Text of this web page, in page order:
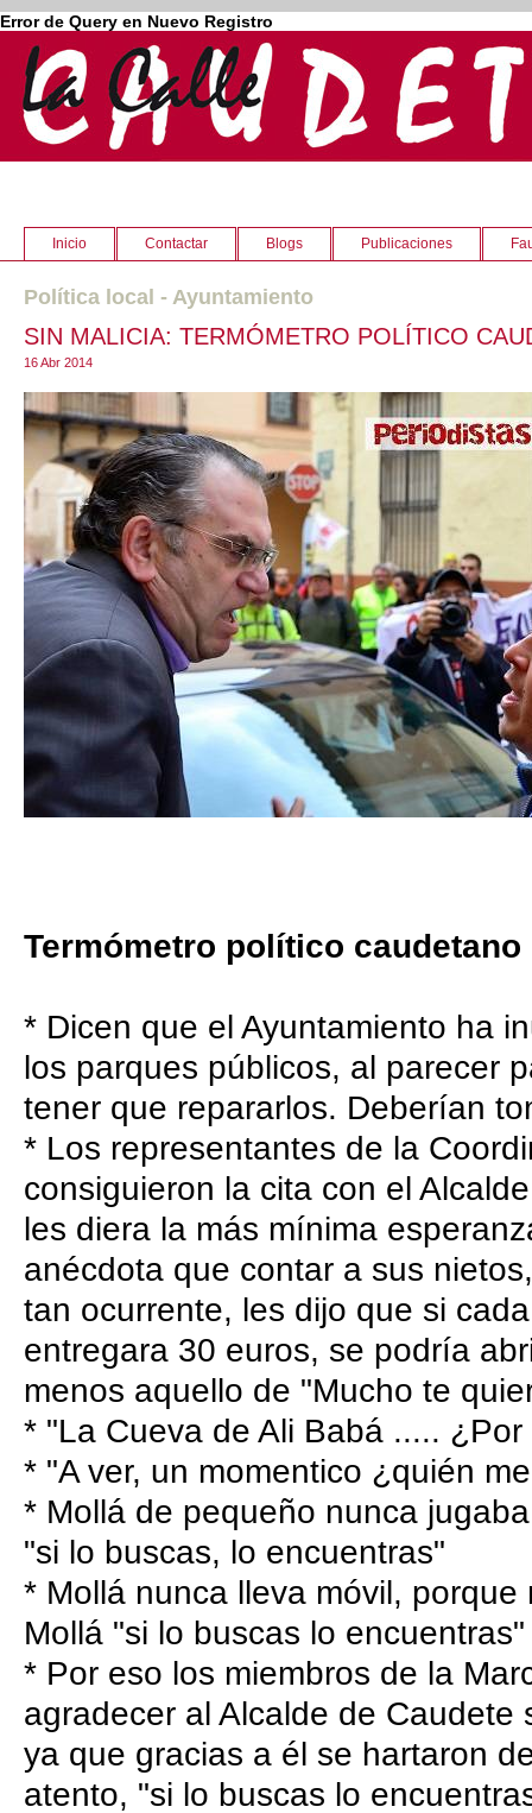
Error de Query en Nuevo Registro
Inicio Contactar Blogs Publicaciones
Política local - Ayuntamiento
SIN MALICIA: TERMÓMETRO POLÍTICO
16 Abr 2014
Termómetro político caudetano
* Dicen que el Ayuntamiento ha
los parques públicos, al parecer
tener que repararlos. Deberían
* Los representantes de la
consiguieron la cita con el
les diera la más mínima
anécdota que contar a sus
tan ocurrente, les dijo que si
entregara 30 euros, se podría
menos aquello de "Mucho te
* "La Cueva de Ali Babá ..... ¿Por
* "A ver, un momentico ¿quién
* Mollá de pequeño nunca
"si lo buscas, lo encuentras"
* Mollá nunca lleva móvil,
Mollá "si lo buscas lo encuentras"
* Por eso los miembros de la
agradecer al Alcalde de Caudete
ya que gracias a él se hartaron
atento, "si lo buscas lo